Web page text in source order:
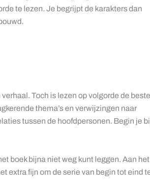
te lezen. Je begrijpt de karakters dan
Toch is lezen op volgorde de beste
thema’s en verwijzingen naar
tussen de hoofdpersonen. Begin je
boek bijna niet weg kunt leggen. Aan het
extra fijn om de serie van begin tot eind